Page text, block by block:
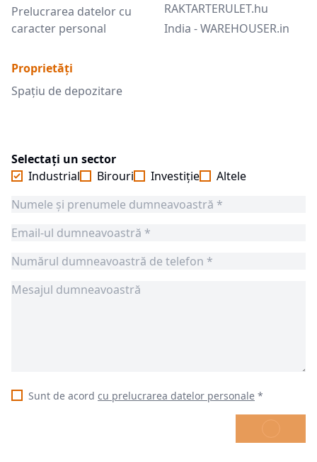
Prelucrarea datelor cu
caracter personal
Proprietăți
Spațiu de depozitare
RAKTARTERULET.hu
India - WAREHOUSER.in
Selectați un sector
Industrial
Birouri Investiție Altele
Sunt de acord cu prelucrarea datelor personale *